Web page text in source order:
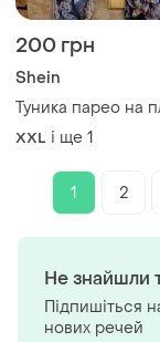
200 грн
Shein
Туника парео на
XXL і ще 1
1 2
Не знайшли
Підпишіться
нових речей